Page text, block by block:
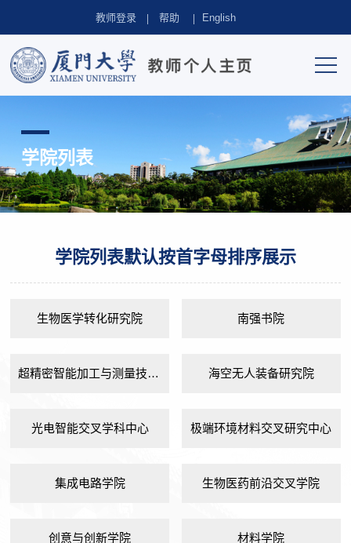
教师登录 帮助 English
学院列表
学院列表默认按首字母排序展示
生物医学转化研究院 南强书院
超精密智能加工与测量技术研究院 海空无人装备研究院
光电智能交叉学科中心 极端环境材料交叉研究中心
集成电路学院 生物医药前沿交叉学院
创意与创新学院 材料学院